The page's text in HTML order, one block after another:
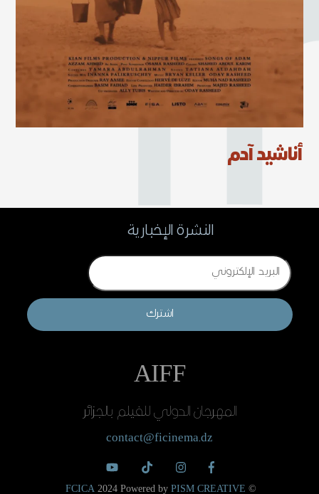
أناشيد آدم
النشرة الإخبارية
Email
اشترك
AIFF
المهرجان الدولي للفيلم بالجزائر
contact@ficinema.dz
©
FCICA 2024 Powered by PISM CREATIVE